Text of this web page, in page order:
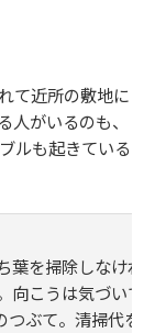
て近所の敷地に
がいるのも、
ルも起きている
葉を掃除しなけれ
向こうは気づいて
つぶて。清掃代を